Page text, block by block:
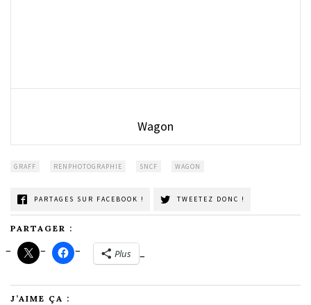
Wagon
GRAFF RENPHOTOGRAPHIE SNCF WAGON
PARTAGES SUR FACEBOOK ! TWEETEZ DONC !
PARTAGER :
Plus
J’AIME ÇA :